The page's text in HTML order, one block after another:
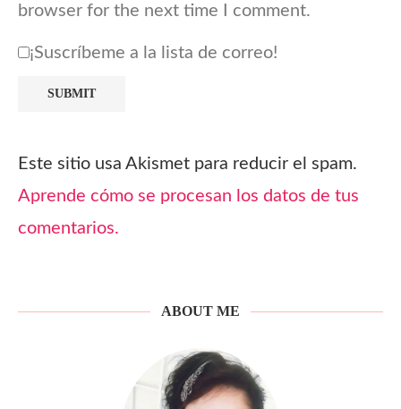
browser for the next time I comment.
¡Suscríbeme a la lista de correo!
Este sitio usa Akismet para reducir el spam.
Aprende cómo se procesan los datos de tus
comentarios.
ABOUT ME